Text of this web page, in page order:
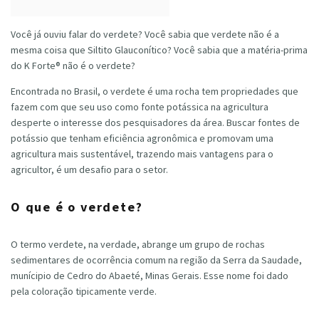
Você já ouviu falar do verdete? Você sabia que verdete não é a
mesma coisa que Siltito Glauconítico? Você sabia que a matéria-prima
do K Forte® não é o verdete?
Encontrada no Brasil, o verdete é uma rocha tem propriedades que
fazem com que seu uso como fonte potássica na agricultura
desperte o interesse dos pesquisadores da área. Buscar fontes de
potássio que tenham eficiência agronômica e promovam uma
agricultura mais sustentável, trazendo mais vantagens para o
agricultor, é um desafio para o setor.
O que é o verdete?
O termo verdete, na verdade, abrange um grupo de rochas
sedimentares de ocorrência comum na região da Serra da Saudade,
munícipio de Cedro do Abaeté, Minas Gerais. Esse nome foi dado
pela coloração tipicamente verde.